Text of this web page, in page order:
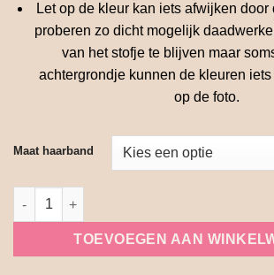
Let op de kleur kan iets afwijken
proberen zo dicht mogelijk
van het stofje te blijven maar
achtergrondje kunnen de kleuren
op de foto.
Maat haarband
Kinder haarband lente blauw aantal
TOEVOEGEN AAN